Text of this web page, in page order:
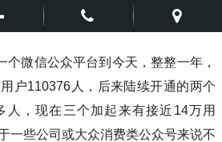
个微信公众平台到今天，整整一年，
户110376人，后来陆续开通的两个
人，现在三个加起来有接近14万用
一些公司或大众消费类公众号来说不